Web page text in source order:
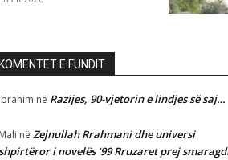
E FUNDIT
në Razijes, 90-vjetorin e lindjes së saj…
në Zejnullah Rrahmani dhe universi
i novelës ‘99 Rruzaret prej